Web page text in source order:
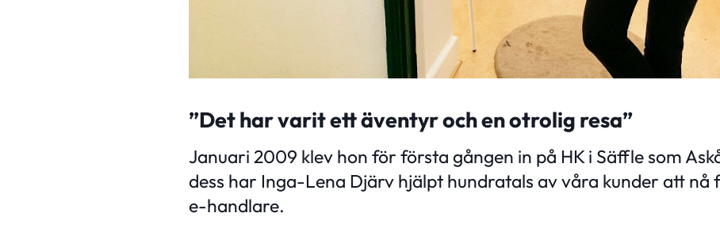
”Det har varit ett äventyr och en otrolig resa”
Januari 2009 klev hon för första gången in på HK i Säffle som
dess har Inga-Lena Djärv hjälpt hundratals av våra kunder att nå
e-handlare.